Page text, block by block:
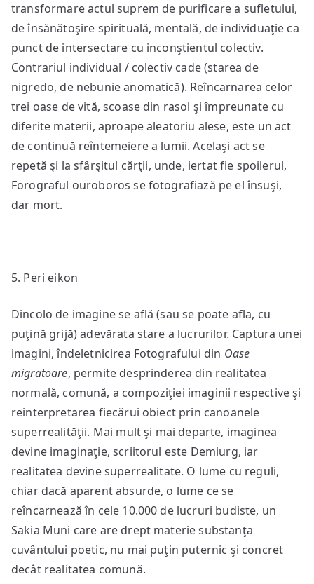
transformare actul suprem de purificare a sufletului,
de însănătoşire spirituală, mentală, de individuaţie ca
punct de intersectare cu inconştientul colectiv.
Contrariul individual / colectiv cade (starea de
nigredo, de nebunie anomatică). Reîncarnarea celor
trei oase de vită, scoase din rasol şi împreunate cu
diferite materii, aproape aleatoriu alese, este un act
de continuă reîntemeiere a lumii. Acelaşi act se
repetă şi la sfârşitul cărţii, unde, iertat fie spoilerul,
Forograful ouroboros se fotografiază pe el însuşi,
dar mort.
5. Peri eikon
Dincolo de imagine se află (sau se poate afla, cu
puţină grijă) adevărata stare a lucrurilor. Captura unei
imagini, îndeletnicirea Fotografului din Oase
migratoare, permite desprinderea din realitatea
normală, comună, a compoziţiei imaginii respective şi
reinterpretarea fiecărui obiect prin canoanele
superrealităţii. Mai mult şi mai departe, imaginea
devine imaginaţie, scriitorul este Demiurg, iar
realitatea devine superrealitate. O lume cu reguli,
chiar dacă aparent absurde, o lume ce se
reîncarnează în cele 10.000 de lucruri budiste, un
Sakia Muni care are drept materie substanţa
cuvântului poetic, nu mai puţin puternic şi concret
decât realitatea comună.